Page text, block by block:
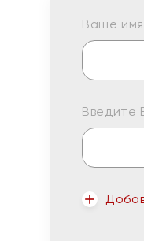
Ваше
Введите